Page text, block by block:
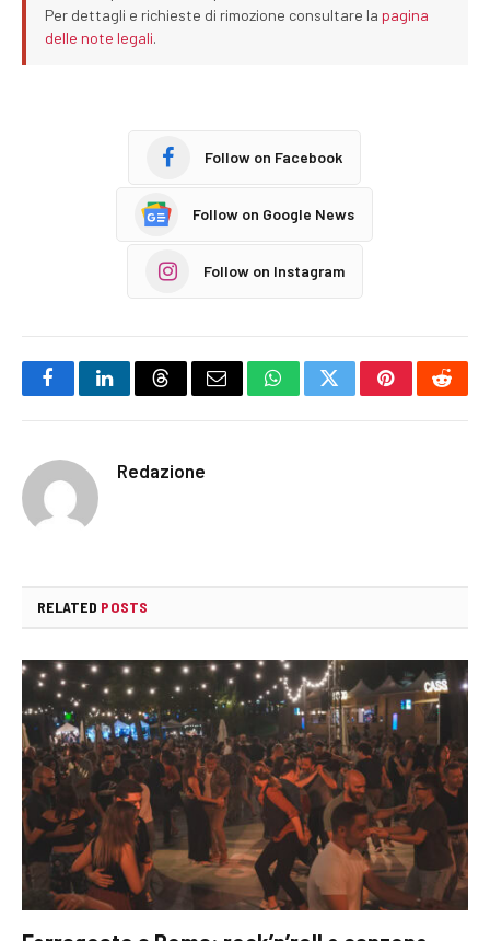
Per dettagli e richieste di rimozione consultare la pagina
delle note legali.
Follow on Facebook
Follow on Google News
Follow on Instagram
FacebookLinkedInThreadsEmail WhatsAppTwitterPinterest
Redazione
RELATED POSTS